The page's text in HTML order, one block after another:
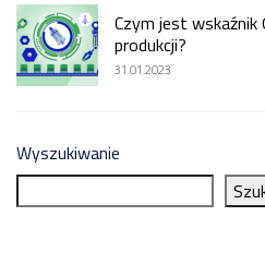
Czym jest wskaźnik
produkcji?
31.01.2023
Wyszukiwanie